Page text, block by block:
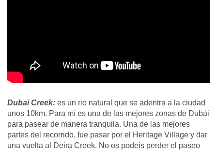
Dubai Creek: es un rio natural que se adentra a la ciudad
unos 10km. Para mí es una de las mejores zonas de Dubái
para pasear de manera tranquila. Una de las mejores
partes del recorrido, fue pasar por el Heritage Village y dar
una vuelta al Deira Creek. No os podeis perder el paseo